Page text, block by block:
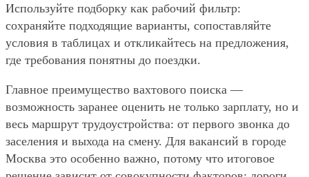
Используйте подборку как рабочий фильтр:
сохраняйте подходящие варианты, сопоставляйте
условия в таблицах и откликайтесь на предложения,
где требования понятны до поездки.
Главное преимущество вахтового поиска —
возможность заранее оценить не только зарплату, но и
весь маршрут трудоустройства: от первого звонка до
заселения и выхода на смену. Для вакансий в городе
Москва это особенно важно, потому что итоговое